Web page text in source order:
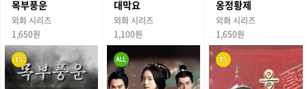
목부풍운
외화 시리즈
1,650원
대막요
외화 시리즈
1,100원
옹정황제
외화 시리즈
1,650원